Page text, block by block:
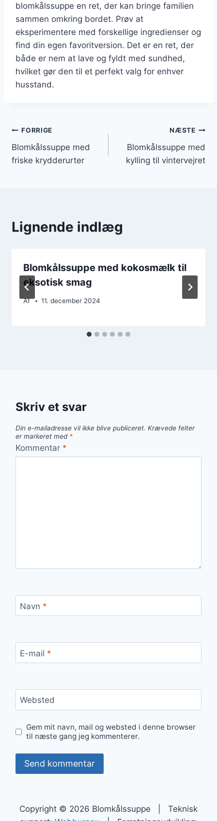
blomkålssuppe en ret, der kan bringe familien
sammen omkring bordet. Prøv at
eksperimentere med forskellige ingredienser og
find din egen favoritversion. Det er en ret, der
både er nem at lave og fyldt med sundhed,
hvilket gør den til et perfekt valg for enhver
husstand.
Indlægsnavigation
FORRIGE
Blomkålssuppe med
friske krydderurter
NÆSTE
Blomkålssuppe med
kylling til vintervejret
Lignende indlæg
Blomkålssuppe med kokosmælk til
eksotisk smag
Af 11. december 2024
Skriv et svar
Din e-mailadresse vil ikke blive publiceret. Krævede felter
er markeret med *
Kommentar *
Navn *
E-mail *
Websted
Gem mit navn, mail og websted i denne browser
til næste gang jeg kommenterer.
Copyright © 2026 Blomkålssuppe | Teknisk